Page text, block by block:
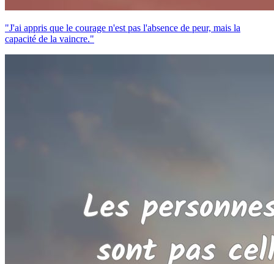
"J'ai appris que le courage n'est pas l'absence de peur, mais la
capacité de la vaincre."